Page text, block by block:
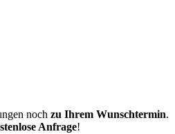
noch zu Ihrem Wunschtermin.
Anfrage!